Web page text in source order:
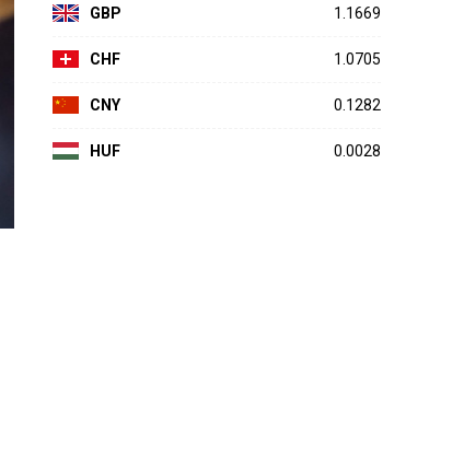
GBP 1.1669
CHF 1.0705
CNY 0.1282
HUF 0.0028